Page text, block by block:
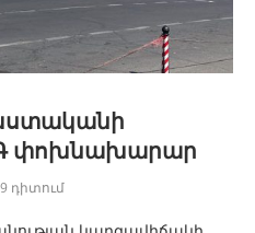
փոխնախարար
դիտում